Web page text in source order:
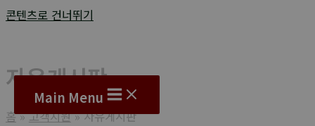
콘텐츠로 건너뛰기
Main Menu
자유게시판
홈 고객지원 자유게시판